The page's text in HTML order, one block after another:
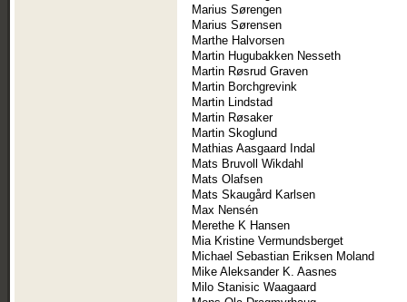
Marius Sørengen
Marius Sørensen
Marthe Halvorsen
Martin Hugubakken Nesseth
Martin Røsrud Graven
Martin Borchgrevink
Martin Lindstad
Martin Røsaker
Martin Skoglund
Mathias Aasgaard Indal
Mats Bruvoll Wikdahl
Mats Olafsen
Mats Skaugård Karlsen
Max Nensén
Merethe K Hansen
Mia Kristine Vermundsberget
Michael Sebastian Eriksen Moland
Mike Aleksander K. Aasnes
Milo Stanisic Waagaard